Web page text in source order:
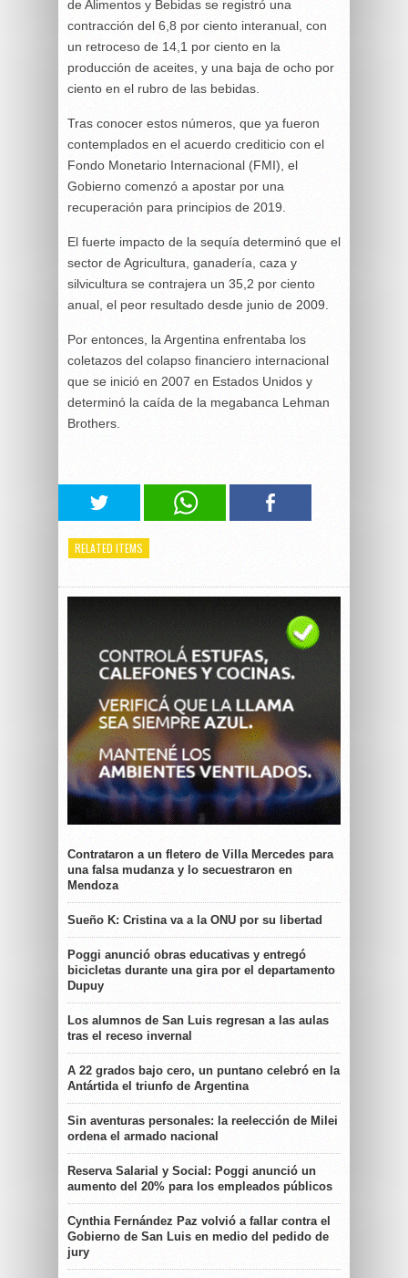
de Alimentos y Bebidas se registró una
contracción del 6,8 por ciento interanual, con
un retroceso de 14,1 por ciento en la
producción de aceites, y una baja de ocho por
ciento en el rubro de las bebidas.
Tras conocer estos números, que ya fueron
contemplados en el acuerdo crediticio con el
Fondo Monetario Internacional (FMI), el
Gobierno comenzó a apostar por una
recuperación para principios de 2019.
El fuerte impacto de la sequía determinó que el
sector de Agricultura, ganadería, caza y
silvicultura se contrajera un 35,2 por ciento
anual, el peor resultado desde junio de 2009.
Por entonces, la Argentina enfrentaba los
coletazos del colapso financiero internacional
que se inició en 2007 en Estados Unidos y
determinó la caída de la megabanca Lehman
Brothers.
RELATED ITEMS
Contrataron a un fletero de Villa Mercedes para
una falsa mudanza y lo secuestraron en
Mendoza
Sueño K: Cristina va a la ONU por su libertad
Poggi anunció obras educativas y entregó
bicicletas durante una gira por el departamento
Dupuy
Los alumnos de San Luis regresan a las aulas
tras el receso invernal
A 22 grados bajo cero, un puntano celebró en la
Antártida el triunfo de Argentina
Sin aventuras personales: la reelección de Milei
ordena el armado nacional
Reserva Salarial y Social: Poggi anunció un
aumento del 20% para los empleados públicos
Cynthia Fernández Paz volvió a fallar contra el
Gobierno de San Luis en medio del pedido de
jury